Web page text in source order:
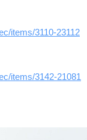
items/3110-23112
items/3142-21081